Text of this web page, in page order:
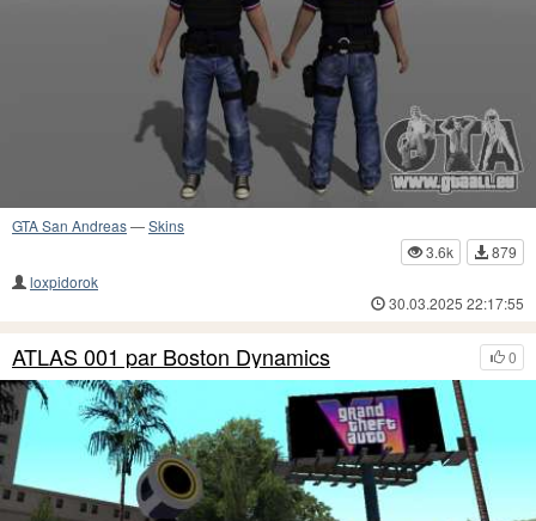
GTA San Andreas—Skins
3.6k
879
loxpidorok
30.03.2025 22:17:55
0
ATLAS 001 par Boston Dynamics